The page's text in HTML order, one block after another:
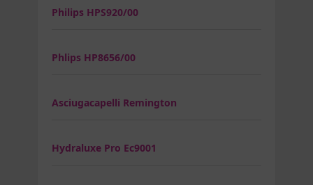
Philips HPS920/00
Phlips HP8656/00
Asciugacapelli Remington
Hydraluxe Pro Ec9001